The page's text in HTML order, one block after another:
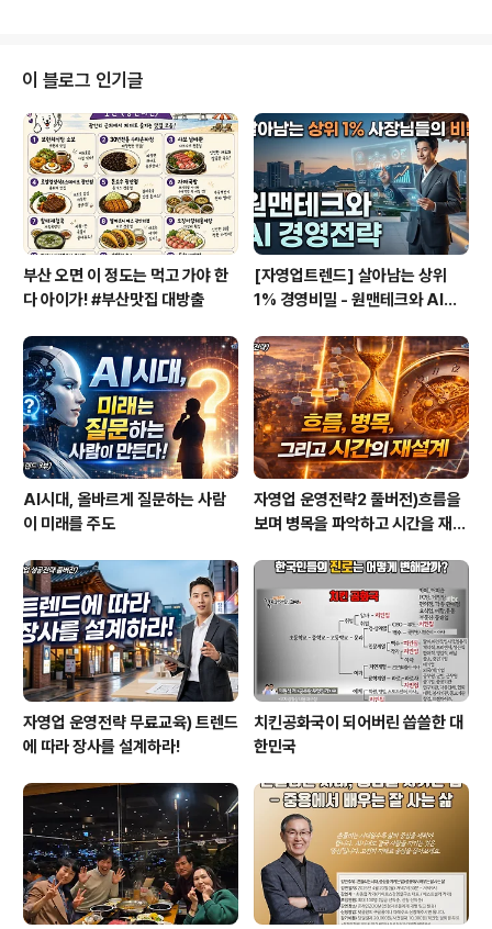
탐험을 함에도 불구하고 탐험가로고만 불리기 어려운 면이
있지 않나 싶기도 합니다. 물론 탐험(여행) 중에 떠올린 생
각들을 글로 담아 책으로 출간하는 ‘작가’이기도 하고요. 그
런 삶의 이야기를 전달하는 ‘강연가’이기도 하고, 청소년들
을 세계속으로 경험하도록 만드는 ‘교장선생님’이기도 하
고, 양평의 어린왕자카페의 ‘카페지기(사..
이 블로그 인기글
부산 오면 이 정도는 먹고 가야 한
다 아이가! #부산맛집 대방출
[자영업트렌드] 살아남는 상위
1% 경영비밀 - 원맨테크와 AI경
AI시대, 올바르게 질문하는 사람
이 미래를 주도
자영업 운영전략2 풀버전)흐름을
보며 병목을 파악하고 시간을 재설
자영업 운영전략 무료교육) 트렌드
에 따라 장사를 설계하라!
치킨공화국이 되어버린 씁쓸한 대
한민국